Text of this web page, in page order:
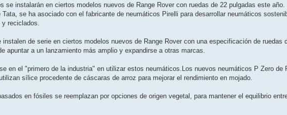
se instalarán en ciertos modelos nuevos de Range Rover con ruedas de 22 pulgadas este año.
Tata, se ha asociado con el fabricante de neumáticos Pirelli para desarrollar neumáticos
reciclados.
de serie en ciertos modelos nuevos de Range Rover con una especificación de ruedas
apuntar a un lanzamiento más amplio y expandirse a otras marcas.
en el "primero de la industria" en utilizar estos neumáticos.Los nuevos neumáticos P Zero de
sílice procedente de cáscaras de arroz para mejorar el rendimiento en mojado.
en fósiles se reemplazan por opciones de origen vegetal, para mantener el equilibrio